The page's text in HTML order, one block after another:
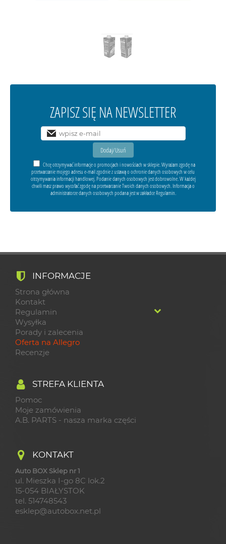
ZAPISZ SIĘ NA NEWSLETTER
Chcę otrzymywać informacje o promocjach i nowościach w sklepie. Wyrażam zgodę na
przetwarzanie mojego adresu e-mail zgodnie z ustawą o ochronie danych osobowych w celu
otrzymywania informacji handlowej. Podanie danych osobowych jest dobrowolne. W każdej
chwili masz prawo wycofać zgodę na przetwarzanie Twoich danych osobowych. Informacja o
administratorze danych osobowych podana jest w zakładce Regulamin.
INFORMACJE
Strona główna
Kontakt
Regulamin
Wysyłka
Porady i zalecenia
Oferta na Allegro
Recenzje
STREFA KLIENTA
Pomoc
Moje zamówienia
A.B. PARTS - nasza marka części
KONTAKT
Auto BOX Sklep nr 1
ul. Mieszka I-go 8C lok.2
15-054 BIAŁYSTOK
tel. 514748543
esklep@autobox.net.pl